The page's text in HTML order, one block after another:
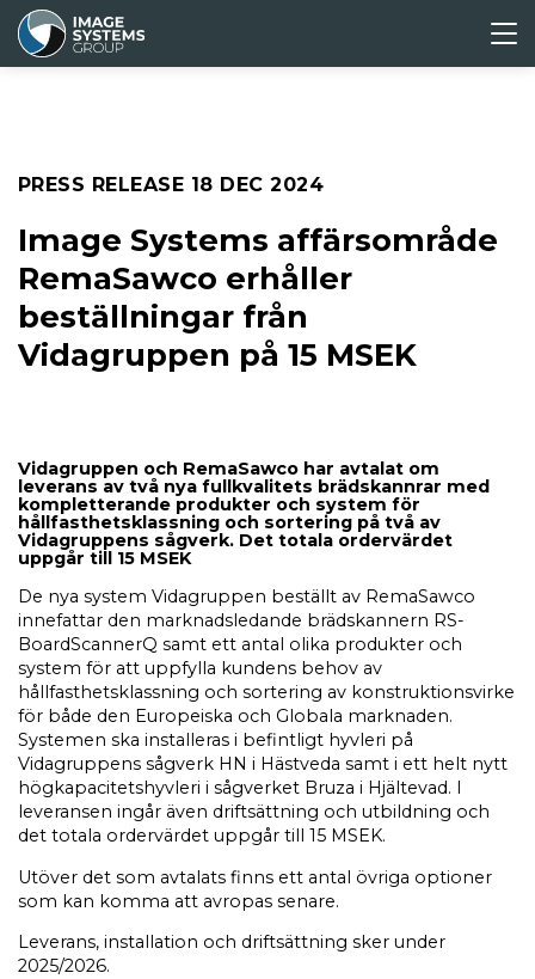
Image Systems affärsområde
RemaSawco erhåller
beställningar från
Vidagruppen på 15 MSEK
PRESS RELEASE 18 DEC 2024
Vidagruppen och RemaSawco har avtalat om
leverans av två nya fullkvalitets brädskannrar med
kompletterande produkter och system för
hållfasthetsklassning och sortering på två av
Vidagruppens sågverk. Det totala ordervärdet
uppgår till 15 MSEK
De nya system Vidagruppen beställt av RemaSawco
innefattar den marknadsledande brädskannern RS-
BoardScannerQ samt ett antal olika produkter och
system för att uppfylla kundens behov av
hållfasthetsklassning och sortering av konstruktionsvirke
för både den Europeiska och Globala marknaden.
Systemen ska installeras i befintligt hyvleri på
Vidagruppens sågverk HN i Hästveda samt i ett helt nytt
högkapacitetshyvleri i sågverket Bruza i Hjältevad. I
leveransen ingår även driftsättning och utbildning och
det totala ordervärdet uppgår till 15 MSEK.
Utöver det som avtalats finns ett antal övriga optioner
som kan komma att avropas senare.
Leverans, installation och driftsättning sker under
2025/2026.